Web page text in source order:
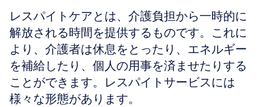
レスパイトケアとは、介護負担から一時的に
解放される時間を提供するものです。これに
より、介護者は休息をとったり、エネルギー
を補給したり、個人の用事を済ませたりする
ことができます。レスパイトサービスには
様々な形態があります。